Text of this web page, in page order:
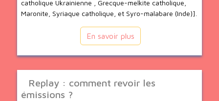
catholique Ukrainienne , Grecque-melkite catholique,
Maronite, Syriaque catholique, et Syro-malabare (Inde)].
En savoir plus
Replay : comment revoir les
émissions ?